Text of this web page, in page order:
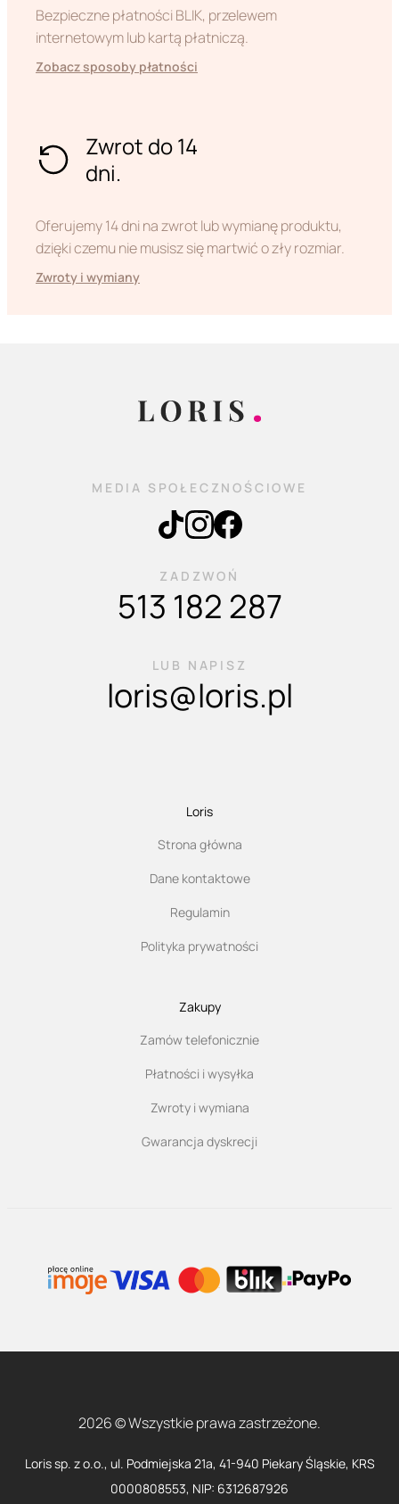
Bezpieczne płatności BLIK, przelewem
internetowym lub kartą płatniczą.
Zobacz sposoby płatności
Zwrot do 14
dni.
Oferujemy 14 dni na zwrot lub wymianę produktu,
dzięki czemu nie musisz się martwić o zły rozmiar.
Zwroty i wymiany
MEDIA SPOŁECZNOŚCIOWE
ZADZWOŃ
513 182 287
LUB NAPISZ
loris@loris.pl
Loris
Strona główna
Dane kontaktowe
Regulamin
Polityka prywatności
Zakupy
Zamów telefonicznie
Płatności i wysyłka
Zwroty i wymiana
Gwarancja dyskrecji
2026 © Wszystkie prawa zastrzeżone.
Loris sp. z o.o., ul. Podmiejska 21a, 41-940 Piekary Śląskie, KRS
0000808553, NIP: 6312687926